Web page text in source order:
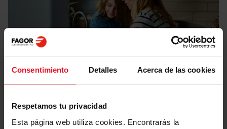
Consentimiento Detalles Acerca de las cookies
Respetamos tu privacidad
Esta página web utiliza cookies. Encontrarás la
Manuales y
Etiqueta energética